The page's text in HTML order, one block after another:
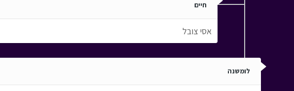
חיים
אסי צובל
לומשנה